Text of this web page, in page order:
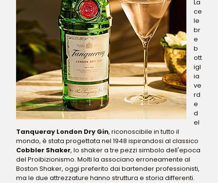
La
ce
le
br
e
b
ott
igl
ia
ve
rd
e
d
el
Tanqueray London Dry Gin, riconoscibile in tutto il
mondo, è stata progettata nel 1948 ispirandosi al classico
Cobbler Shaker, lo shaker a tre pezzi simbolo dell'epoca
del Proibizionismo. Molti la associano erroneamente al
Boston Shaker, oggi preferito dai bartender professionisti,
ma le due attrezzature hanno struttura e storia differenti.